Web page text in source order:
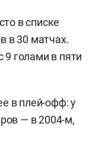
в списке
в 30 матчах.
9 голами в пяти
в плей-офф: у
— в 2004-м,